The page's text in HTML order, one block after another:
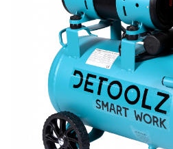
Piese de schimb vehicule electrice
Scutere electrice
Scutere pe benzina
Tricicluri cargo fara permis
Tricicluri persoane
Trotinete electrice
Biciclete, trotinete, triciclete